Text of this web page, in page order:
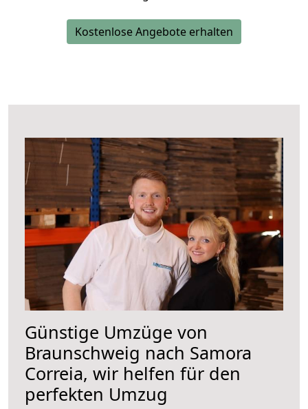
Kostenlose Angebote erhalten
Günstige Umzüge von
Braunschweig nach Samora
Correia, wir helfen für den
perfekten Umzug